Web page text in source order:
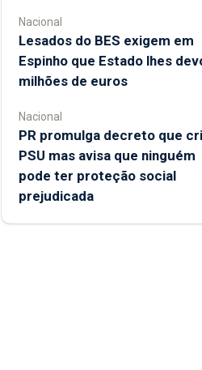
Nacional
Lesados do BES exigem em
Espinho que Estado lhes
milhões de euros
Nacional
PR promulga decreto que
PSU mas avisa que ninguém
pode ter proteção social
prejudicada